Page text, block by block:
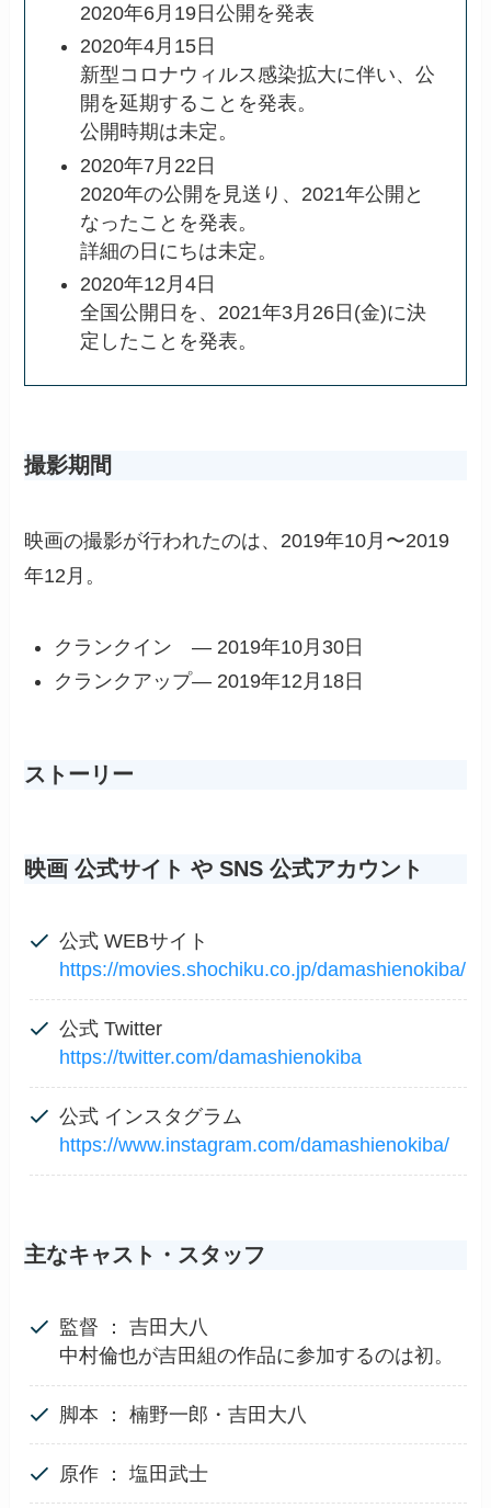
2020年6月19日公開を発表
2020年4月15日
新型コロナウィルス感染拡大に伴い、公
開を延期することを発表。
公開時期は未定。
2020年7月22日
2020年の公開を見送り、2021年公開と
なったことを発表。
詳細の日にちは未定。
2020年12月4日
全国公開日を、2021年3月26日(金)に決
定したことを発表。
撮影期間
映画の撮影が行われたのは、2019年10月〜2019
年12月。
クランクイン — 2019年10月30日
クランクアップ— 2019年12月18日
ストーリー
映画 公式サイト や SNS 公式アカウント
公式 WEBサイト
https://movies.shochiku.co.jp/damashienokiba/
公式 Twitter
https://twitter.com/damashienokiba
公式 インスタグラム
https://www.instagram.com/damashienokiba/
主なキャスト・スタッフ
監督 ： 吉田大八
中村倫也が吉田組の作品に参加するのは初。
脚本 ： 楠野一郎・吉田大八
原作 ： 塩田武士